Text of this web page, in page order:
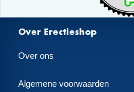
Over Erectieshop
Over ons
Algemene voorwaarden